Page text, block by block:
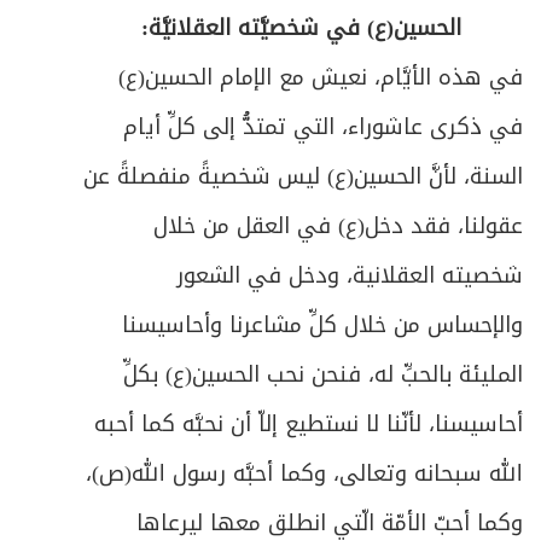
الحسين(ع) في شخصيَّته العقلانيَّة:
في هذه الأيَّام، نعيش مع الإمام الحسين(ع)
في ذكرى عاشوراء، التي تمتدُّ إلى كلِّ أيام
السنة، لأنَّ الحسين(ع) ليس شخصيةً منفصلةً عن
عقولنا، فقد دخل(ع) في العقل من خلال
شخصيته العقلانية، ودخل في الشعور
والإحساس من خلال كلِّ مشاعرنا وأحاسيسنا
المليئة بالحبِّ له، فنحن نحب الحسين(ع) بكلِّ
أحاسيسنا، لأنّنا لا نستطيع إلاّ أن نحبَّه كما أحبه
الله سبحانه وتعالى، وكما أحبَّه رسول الله(ص)،
وكما أحبّ الأمّة الّتي انطلق معها ليرعاها